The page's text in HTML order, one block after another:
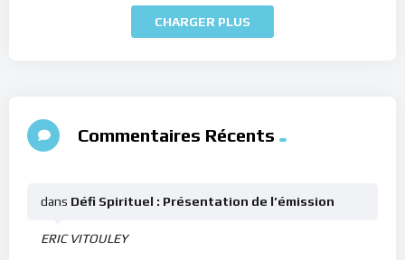
CHARGER PLUS
Commentaires Récents
ERIC VITOULEY
dans Défi Spirituel : Présentation de l’émission